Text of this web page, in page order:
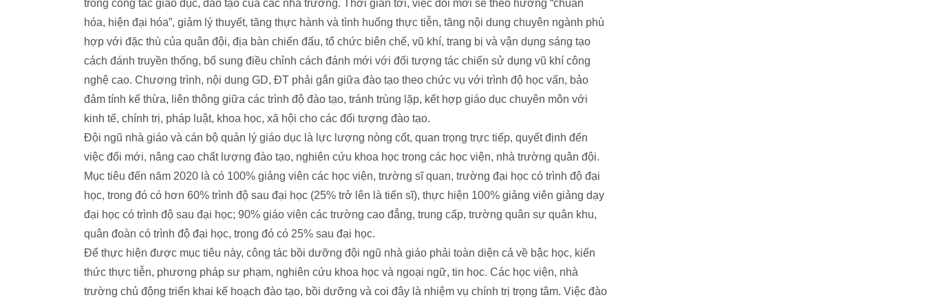
trong công tác giáo dục, đào tạo của các nhà trường. Thời gian tới, việc đổi mới sẽ theo hướng “chuẩn
hóa, hiện đại hóa”, giảm lý thuyết, tăng thực hành và tình huống thực tiễn, tăng nội dung chuyên ngành phù
hợp với đặc thù của quân đội, địa bàn chiến đấu, tổ chức biên chế, vũ khí, trang bị và vận dụng sáng tạo
cách đánh truyền thống, bổ sung điều chỉnh cách đánh mới với đối tượng tác chiến sử dụng vũ khí công
nghệ cao. Chương trình, nội dung GD, ĐT phải gắn giữa đào tạo theo chức vụ với trình độ học vấn, bảo
đảm tính kế thừa, liên thông giữa các trình độ đào tạo, tránh trùng lặp, kết hợp giáo dục chuyên môn với
kinh tế, chính trị, pháp luật, khoa học, xã hội cho các đối tượng đào tạo.
Đội ngũ nhà giáo và cán bộ quản lý giáo dục là lực lượng nòng cốt, quan trọng trực tiếp, quyết định đến
việc đổi mới, nâng cao chất lượng đào tạo, nghiên cứu khoa học trong các học viện, nhà trường quân đội.
Mục tiêu đến năm 2020 là có 100% giảng viên các học viện, trường sĩ quan, trường đại học có trình độ đại
học, trong đó có hơn 60% trình độ sau đại học (25% trở lên là tiến sĩ), thực hiện 100% giảng viên giảng dạy
đại học có trình độ sau đại học; 90% giáo viên các trường cao đẳng, trung cấp, trường quân sự quân khu,
quân đoàn có trình độ đại học, trong đó có 25% sau đại học.
Để thực hiện được mục tiêu này, công tác bồi dưỡng đội ngũ nhà giáo phải toàn diện cả về bậc học, kiến
thức thực tiễn, phương pháp sư phạm, nghiên cứu khoa học và ngoại ngữ, tin học. Các học viện, nhà
trường chủ động triển khai kế hoạch đào tạo, bồi dưỡng và coi đây là nhiệm vụ chính trị trọng tâm. Việc đào